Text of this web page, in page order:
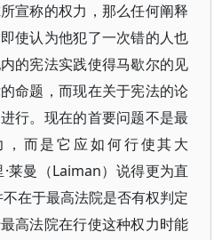
宣称的权力，那么任何阐释
使认为他犯了一次错的人也
的宪法实践使得马歇尔的见
命题，而现在关于宪法的论
行。现在的首要问题不是最
而是它应如何行使其大
莱曼（Laiman）说得更为直
在于最高法院是否有权判定
高法院在行使这种权力时能